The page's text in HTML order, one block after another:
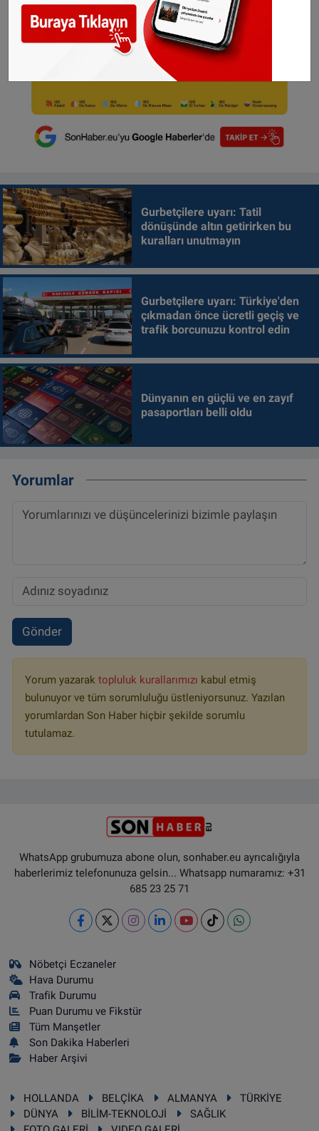
Gurbetçilere uyarı: Tatil
dönüşünde altın getirirken bu
kuralları unutmayın
Gurbetçilere uyarı: Türkiye'den
çıkmadan önce ücretli geçiş ve
trafik borcunuzu kontrol edin
Dünyanın en güçlü ve en zayıf
pasaportları belli oldu
Yorumlar
Gönder
Yorum yazarak topluluk kurallarımızı kabul etmiş
bulunuyor ve tüm sorumluluğu üstleniyorsunuz. Yazılan
yorumlardan Son Haber hiçbir şekilde sorumlu
tutulamaz.
WhatsApp grubumuza abone olun, sonhaber.eu ayrıcalığıyla
haberlerimiz telefonunuza gelsin... Whatsapp numaramız: +31
685 23 25 71
Nöbetçi Eczaneler
Hava Durumu
Trafik Durumu
Puan Durumu ve Fikstür
Tüm Manşetler
Son Dakika Haberleri
Haber Arşivi
HOLLANDA BELÇİKA ALMANYA
TÜRKİYE
DÜNYA
BİLİM-TEKNOLOJİ
SAĞLIK